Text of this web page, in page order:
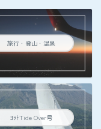
旅行・登山・温泉
ﾖｯﾄTide Over号